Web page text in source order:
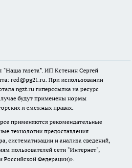
"Наша газета". ИП Кстенин Сергей
red@pg21.ru. При использовании
ngzt.ru гиперссылка на ресурс
будут применены нормы
и смежных правах.
применяются рекомендательные
технологии предоставления
систематизации и анализа сведений,
пользователей сети "Интернет",
Российской Федерации)».